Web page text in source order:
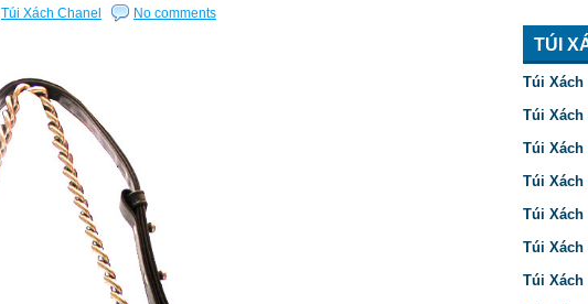
Túi Xách Chanel No comments
TÚI
Túi Xách
Túi Xách
Túi Xách
Túi Xách
Túi Xách
Túi Xách
Túi